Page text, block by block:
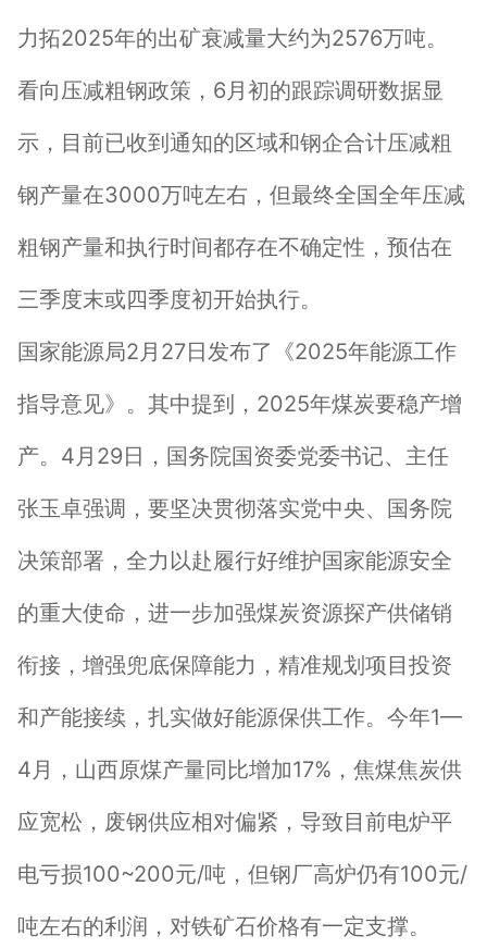
力拓2025年的出矿衰减量大约为2576万吨。
看向压减粗钢政策，6月初的跟踪调研数据显
示，目前已收到通知的区域和钢企合计压减粗
钢产量在3000万吨左右，但最终全国全年压减
粗钢产量和执行时间都存在不确定性，预估在
三季度末或四季度初开始执行。
国家能源局2月27日发布了《2025年能源工作
指导意见》。其中提到，2025年煤炭要稳产增
产。4月29日，国务院国资委党委书记、主任
张玉卓强调，要坚决贯彻落实党中央、国务院
决策部署，全力以赴履行好维护国家能源安全
的重大使命，进一步加强煤炭资源探产供储销
衔接，增强兜底保障能力，精准规划项目投资
和产能接续，扎实做好能源保供工作。今年1—
4月，山西原煤产量同比增加17%，焦煤焦炭供
应宽松，废钢供应相对偏紧，导致目前电炉平
电亏损100~200元/吨，但钢厂高炉仍有100元/
吨左右的利润，对铁矿石价格有一定支撑。